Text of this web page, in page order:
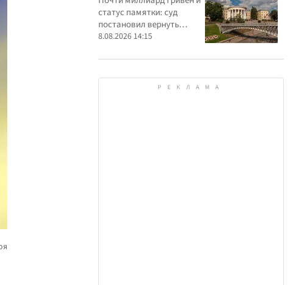
прокуратуры
статус памятки: суд
постановил вернуть
государству Жовтневый
8.08.2026 14:15